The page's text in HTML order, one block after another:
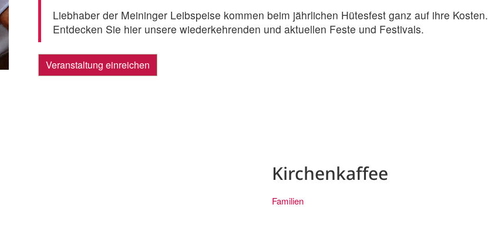
Liebhaber der Meininger Leibspeise kommen beim jährlichen Hütesfest ganz auf ihre Kosten.
Entdecken Sie hier unsere wiederkehrenden und aktuellen Feste und Festivals.
Veranstaltung einreichen
Kirchenkaffee
Familien